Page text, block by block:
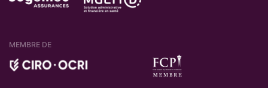
MEMBRE DE